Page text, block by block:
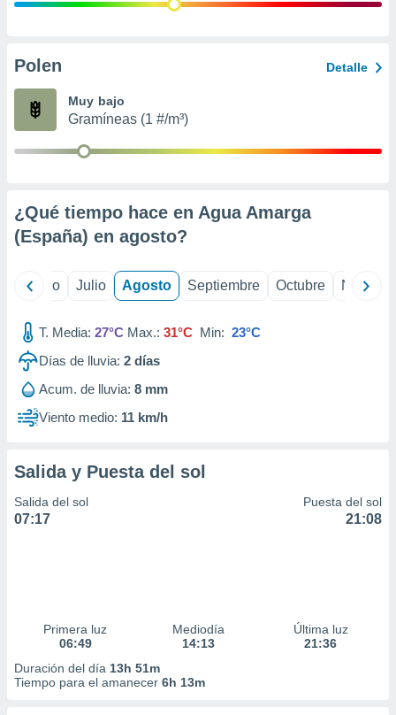
e
publicidad
Polen Detalle
Muy bajo
Gramíneas (1 #/m³)
¿Qué tiempo hace en Agua Amarga
(España) en agosto?
Junio Julio Agosto Septiembre Octubre
T. Media: 27°C Max.: 31°C Min: 23°C
Días de lluvia: 2 días
Acum. de lluvia: 8 mm
Viento medio: 11 km/h
Salida y Puesta del sol
Salida del sol
07:17
Puesta del sol
21:08
Primera luz
06:49
Mediodía
14:13
Última luz
21:36
Duración del día 13h 51m
Tiempo para el amanecer 6h 13m